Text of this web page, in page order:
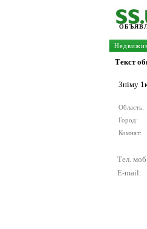
Текст
Зніму
Область:
Город:
Комнат:
Тел.
E-mail: